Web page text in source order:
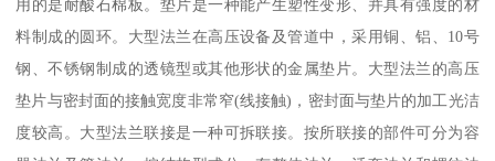
用的是耐酸石棉板。垫片是一种能产生塑性变形、并具有强度的材
料制成的圆环。大型法兰在高压设备及管道中，采用铜、铝、10号
钢、不锈钢制成的透镜型或其他形状的金属垫片。大型法兰的高压
垫片与密封面的接触宽度非常窄(线接触)，密封面与垫片的加工光洁
度较高。大型法兰联接是一种可拆联接。按所联接的部件可分为容